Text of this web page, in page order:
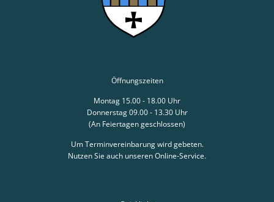
Öffnungszeiten
Montag 15.00 - 18.00 Uhr
Donnerstag 09.00 - 13.30 Uhr
(An Feiertagen geschlossen)
Um Terminvereinbarung wird gebeten.
Nutzen Sie auch unseren Online-Service.